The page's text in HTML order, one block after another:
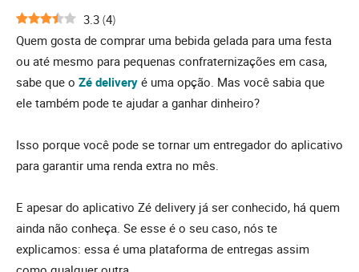
3.3 (4)
Quem gosta de comprar uma bebida gelada para uma festa
ou até mesmo para pequenas confraternizações em casa,
sabe que o Zé delivery é uma opção. Mas você sabia que
ele também pode te ajudar a ganhar dinheiro?
Isso porque você pode se tornar um entregador do aplicativo
para garantir uma renda extra no mês.
E apesar do aplicativo Zé delivery já ser conhecido, há quem
ainda não conheça. Se esse é o seu caso, nós te
explicamos: essa é uma plataforma de entregas assim